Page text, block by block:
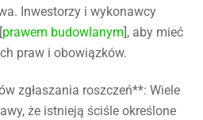
Inwestorzy i wykonawcy
prawem budowlanym], aby mieć
praw i obowiązków.
zgłaszania roszczeń**: Wiele
że istnieją ściśle określone